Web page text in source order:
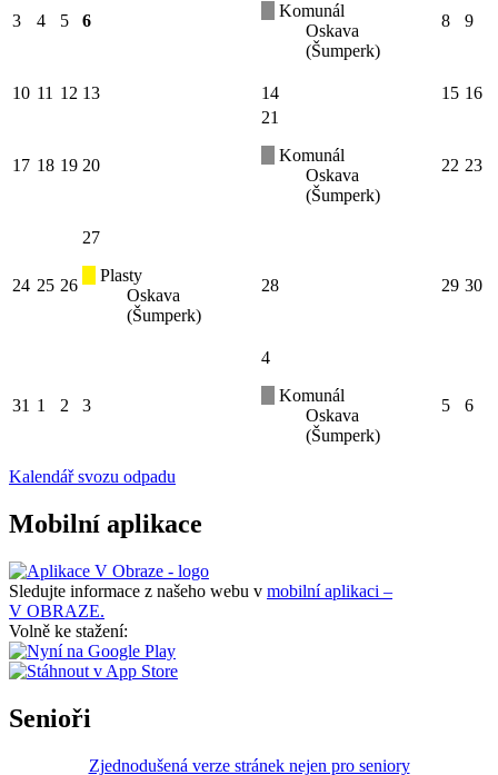
3 4 5 6
Komunál
Oskava
(Šumperk)
8 9
10 11 12 13 14 15 16
17 18 19 20
21
Komunál
Oskava
(Šumperk)
22 23
24 25 26
27
Plasty
Oskava
(Šumperk)
28 29 30
31 1 2 3
4
Komunál
Oskava
(Šumperk)
5 6
Kalendář svozu odpadu
Mobilní aplikace
Sledujte informace z našeho webu v mobilní aplikaci –
V OBRAZE.
Volně ke stažení:
Senioři
Zjednodušená verze stránek nejen pro seniory